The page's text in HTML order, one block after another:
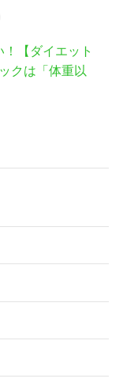
！【ダイエット
クは「体重以